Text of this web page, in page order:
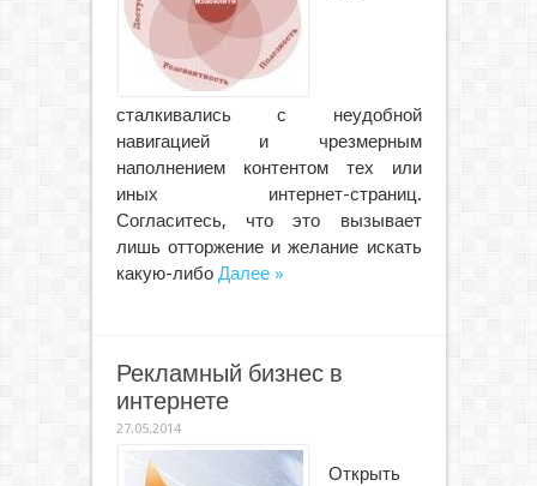
сталкивались с неудобной
навигацией и чрезмерным
наполнением контентом тех или
иных интернет-страниц.
Согласитесь, что это вызывает
лишь отторжение и желание искать
какую-либо Далее »
Рекламный бизнес в
интернете
27.05.2014
Открыть